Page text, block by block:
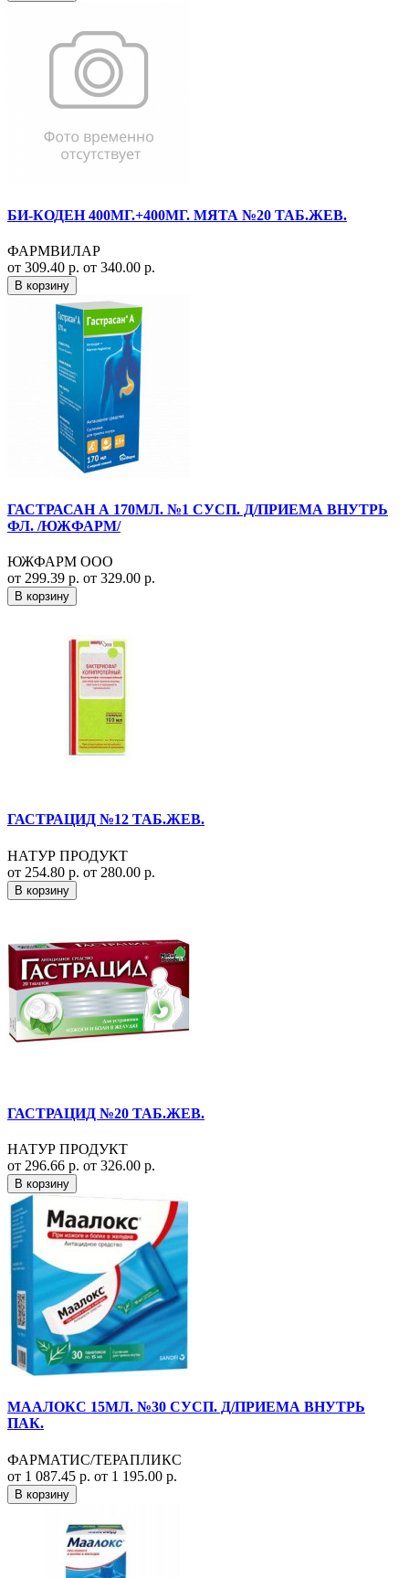
БИ-КОДЕН 400МГ.+400МГ. МЯТА №20 ТАБ.ЖЕВ.
ФАРМВИЛАР
от 309.40 р. от 340.00 р.
В корзину
ГАСТРАСАН А 170МЛ. №1 СУСП. Д/ПРИЕМА ВНУТРЬ
ФЛ. /ЮЖФАРМ/
ЮЖФАРМ ООО
от 299.39 р. от 329.00 р.
В корзину
ГАСТРАЦИД №12 ТАБ.ЖЕВ.
НАТУР ПРОДУКТ
от 254.80 р. от 280.00 р.
В корзину
ГАСТРАЦИД №20 ТАБ.ЖЕВ.
НАТУР ПРОДУКТ
от 296.66 р. от 326.00 р.
В корзину
МААЛОКС 15МЛ. №30 СУСП. Д/ПРИЕМА ВНУТРЬ
ПАК.
ФАРМАТИС/ТЕРАПЛИКС
от 1 087.45 р. от 1 195.00 р.
В корзину